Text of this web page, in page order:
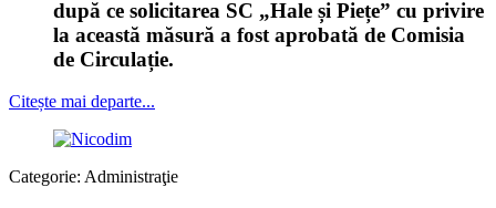
după ce solicitarea SC „Hale și Piețe” cu privire
la această măsură a fost aprobată de Comisia
de Circulație.
Citește mai departe...
Categorie: Administraţie